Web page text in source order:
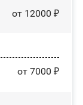
от 12000 ₽
от 7000 ₽